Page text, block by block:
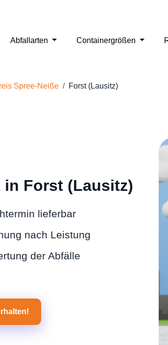
Abfallarten Containergrößen
Spree-Neiße Forst (Lausitz)
Forst (Lausitz)
lieferbar
nach Leistung
der Abfälle